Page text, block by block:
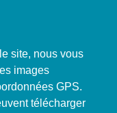
site, nous vous
images
GPS.
télécharger